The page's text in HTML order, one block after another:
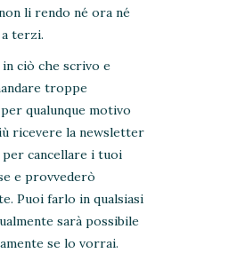
li rendo né ora né
terzi.
ciò che scrivo e
troppe
qualunque motivo
ricevere la newsletter
cancellare i tuoi
e provvederò
Puoi farlo in qualsiasi
sarà possibile
se lo vorrai.